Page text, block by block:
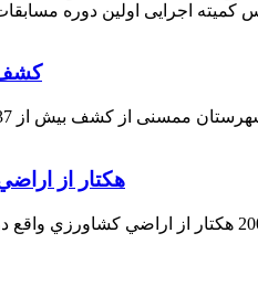
کشف بیش از
200 هكتار از